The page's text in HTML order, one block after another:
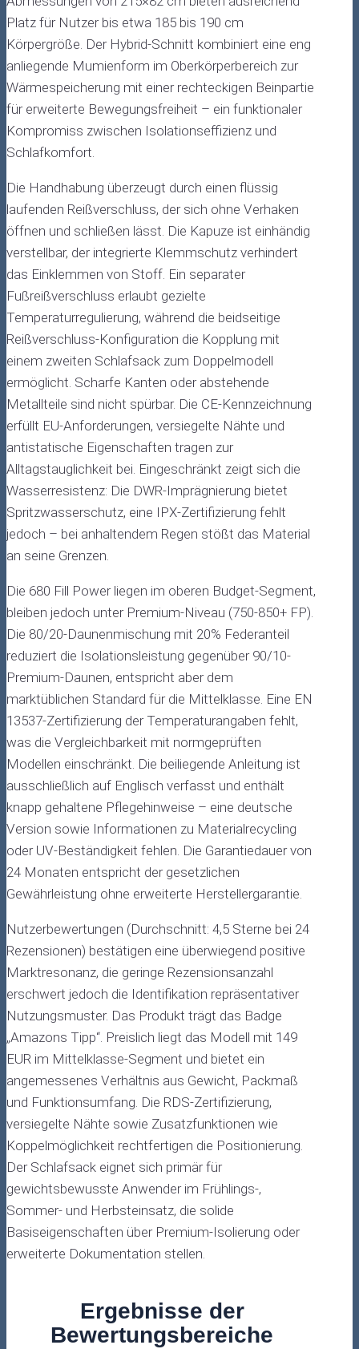
Platz für Nutzer bis etwa 185 bis 190 cm
Körpergröße. Der Hybrid-Schnitt kombiniert eine eng
anliegende Mumienform im Oberkörperbereich zur
Wärmespeicherung mit einer rechteckigen Beinpartie
für erweiterte Bewegungsfreiheit – ein funktionaler
Kompromiss zwischen Isolationseffizienz und
Schlafkomfort.
Die Handhabung überzeugt durch einen flüssig
laufenden Reißverschluss, der sich ohne Verhaken
öffnen und schließen lässt. Die Kapuze ist einhändig
verstellbar, der integrierte Klemmschutz verhindert
das Einklemmen von Stoff. Ein separater
Fußreißverschluss erlaubt gezielte
Temperaturregulierung, während die beidseitige
Reißverschluss-Konfiguration die Kopplung mit
einem zweiten Schlafsack zum Doppelmodell
ermöglicht. Scharfe Kanten oder abstehende
Metallteile sind nicht spürbar. Die CE-Kennzeichnung
erfüllt EU-Anforderungen, versiegelte Nähte und
antistatische Eigenschaften tragen zur
Alltagstauglichkeit bei. Eingeschränkt zeigt sich die
Wasserresistenz: Die DWR-Imprägnierung bietet
Spritzwasserschutz, eine IPX-Zertifizierung fehlt
jedoch – bei anhaltendem Regen stößt das Material
an seine Grenzen.
Die 680 Fill Power liegen im oberen Budget-Segment,
bleiben jedoch unter Premium-Niveau (750-850+ FP).
Die 80/20-Daunenmischung mit 20% Federanteil
reduziert die Isolationsleistung gegenüber 90/10-
Premium-Daunen, entspricht aber dem
marktüblichen Standard für die Mittelklasse. Eine EN
13537-Zertifizierung der Temperaturangaben fehlt,
was die Vergleichbarkeit mit normgeprüften
Modellen einschränkt. Die beiliegende Anleitung ist
ausschließlich auf Englisch verfasst und enthält
knapp gehaltene Pflegehinweise – eine deutsche
Version sowie Informationen zu Materialrecycling
oder UV-Beständigkeit fehlen. Die Garantiedauer von
24 Monaten entspricht der gesetzlichen
Gewährleistung ohne erweiterte Herstellergarantie.
Nutzerbewertungen (Durchschnitt: 4,5 Sterne bei 24
Rezensionen) bestätigen eine überwiegend positive
Marktresonanz, die geringe Rezensionsanzahl
erschwert jedoch die Identifikation repräsentativer
Nutzungsmuster. Das Produkt trägt das Badge
„Amazons Tipp“. Preislich liegt das Modell mit 149
EUR im Mittelklasse-Segment und bietet ein
angemessenes Verhältnis aus Gewicht, Packmaß
und Funktionsumfang. Die RDS-Zertifizierung,
versiegelte Nähte sowie Zusatzfunktionen wie
Koppelmöglichkeit rechtfertigen die Positionierung.
Der Schlafsack eignet sich primär für
gewichtsbewusste Anwender im Frühlings-,
Sommer- und Herbsteinsatz, die solide
Basiseigenschaften über Premium-Isolierung oder
erweiterte Dokumentation stellen.
Ergebnisse der
Bewertungsbereiche